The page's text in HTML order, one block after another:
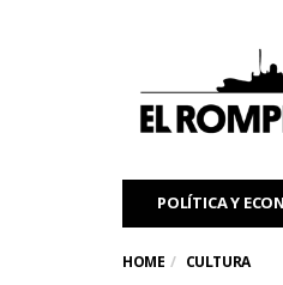
POLÍTICA Y
HOME CULTURA